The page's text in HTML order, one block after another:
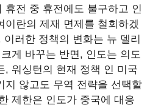
휴전 중 휴전에도 불구하고 인
이란의 제재 면제를 철회하겠
이러한 정책의 변화는 뉴 델리
게 바꾸는 반면, 인도는 의도
, 워싱턴의 현재 정책 인 미국
지 않고도 무역 전략을 선택할
제한은 인도가 중국에 대응